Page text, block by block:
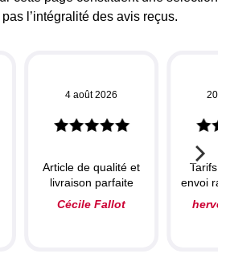
l’intégralité des avis reçus.
4 août 2026
Article de qualité et
livraison parfaite
Cécile Fallot
20
Tarifs
envoi
herve